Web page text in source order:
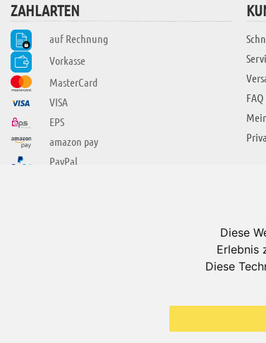
Diese
Erlebnis
Diese
ZAHLARTEN
auf Rechnung
Vorkasse
MasterCard
VISA
EPS
amazon pay
PayPal
Jobs